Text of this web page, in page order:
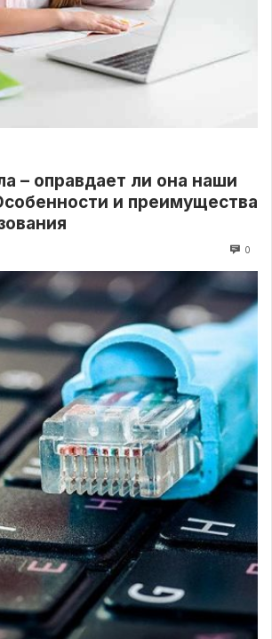
– оправдает ли она наши
и преимущества
0